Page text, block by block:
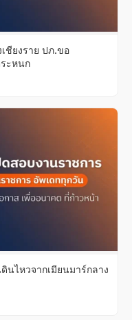
ชียงราย ปภ.ขอ
ะหนก
นไหวจากเมียนมาร์กลาง